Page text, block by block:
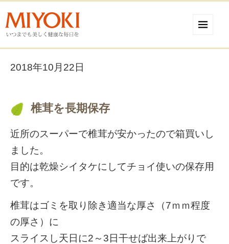
2018年10月22日
椎茸を長期保存
近所のスーパーで椎茸が安かったので箱買いし
ました。
目的は乾燥シイタケにしてチョイ使いの保存用
です。
椎茸はゴミを取り除き適当な厚さ（7ｍｍ程度
の厚さ）に
スライスし天日に2～3日干せば出来上がりで